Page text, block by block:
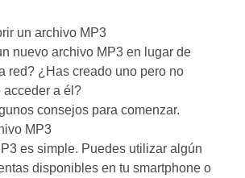
un archivo MP3
nuevo archivo MP3 en lugar de
red? ¿Has creado uno pero no
acceder a él?
consejos para comenzar.
MP3
es simple. Puedes utilizar algún
disponibles en tu smartphone o